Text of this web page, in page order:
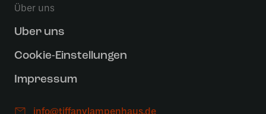
Über uns
Uber uns
Cookie-Einstellungen
Impressum
info@tiffanylampenhaus.de